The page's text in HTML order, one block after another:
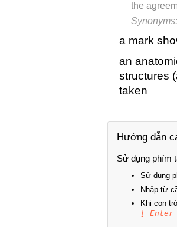
the
Synonyms:
a mark
an
structures
taken
Hướng dẫn
Sử dụng phím
Sử dụng
Nhập từ
Khi con
[ Enter